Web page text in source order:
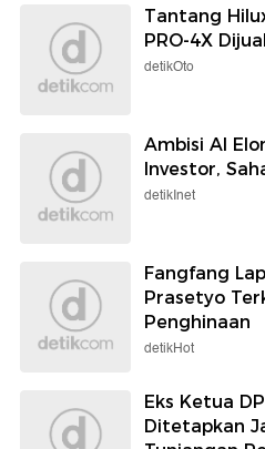
Tantang
PRO-4X
detikOto
Ambisi AI
Investor,
detikInet
Fangfang
Prasetyo
Penghinaan
detikHot
Eks Ketua
Ditetapkan